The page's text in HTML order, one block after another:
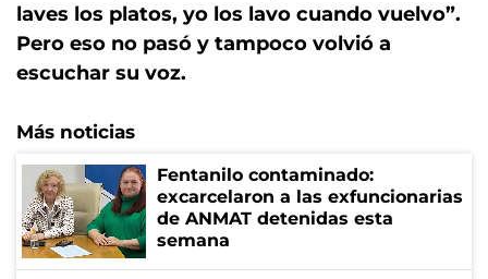
laves los platos, yo los lavo cuando vuelvo”.
Pero eso no pasó y tampoco volvió a
escuchar su voz.
Más noticias
Fentanilo contaminado:
excarcelaron a las exfuncionarias
de ANMAT detenidas esta
semana